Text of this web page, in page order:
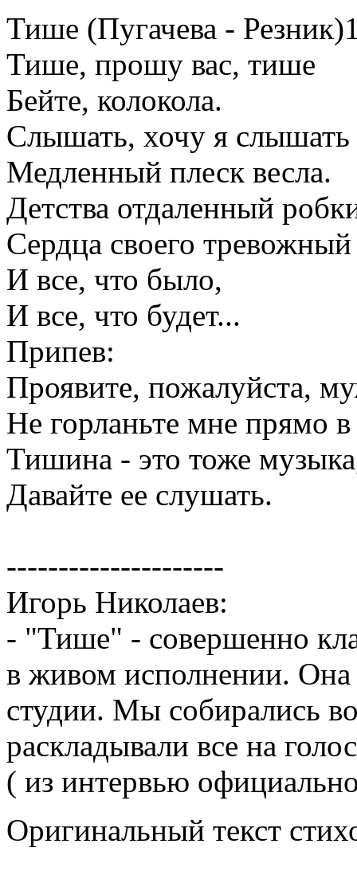
Тише (Пугачева -
Тише, прошу вас, тише
Бейте, колокола.
Слышать, хочу я слышать
Медленный плеск весла.
Детства отдаленный
Сердца своего тревожный
И все, что было,
И все, что будет...
Припев:
Проявите, пожалуйста,
Не горланьте мне прямо
Тишина - это тоже
Давайте ее слушать.
---------------------
Игорь Николаев:
- "Тише" - совершенно
в живом исполнении. Она
студии. Мы собирались
раскладывали все на
( из интервью
Оригинальный текст